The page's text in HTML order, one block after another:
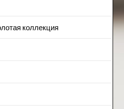
коллекция